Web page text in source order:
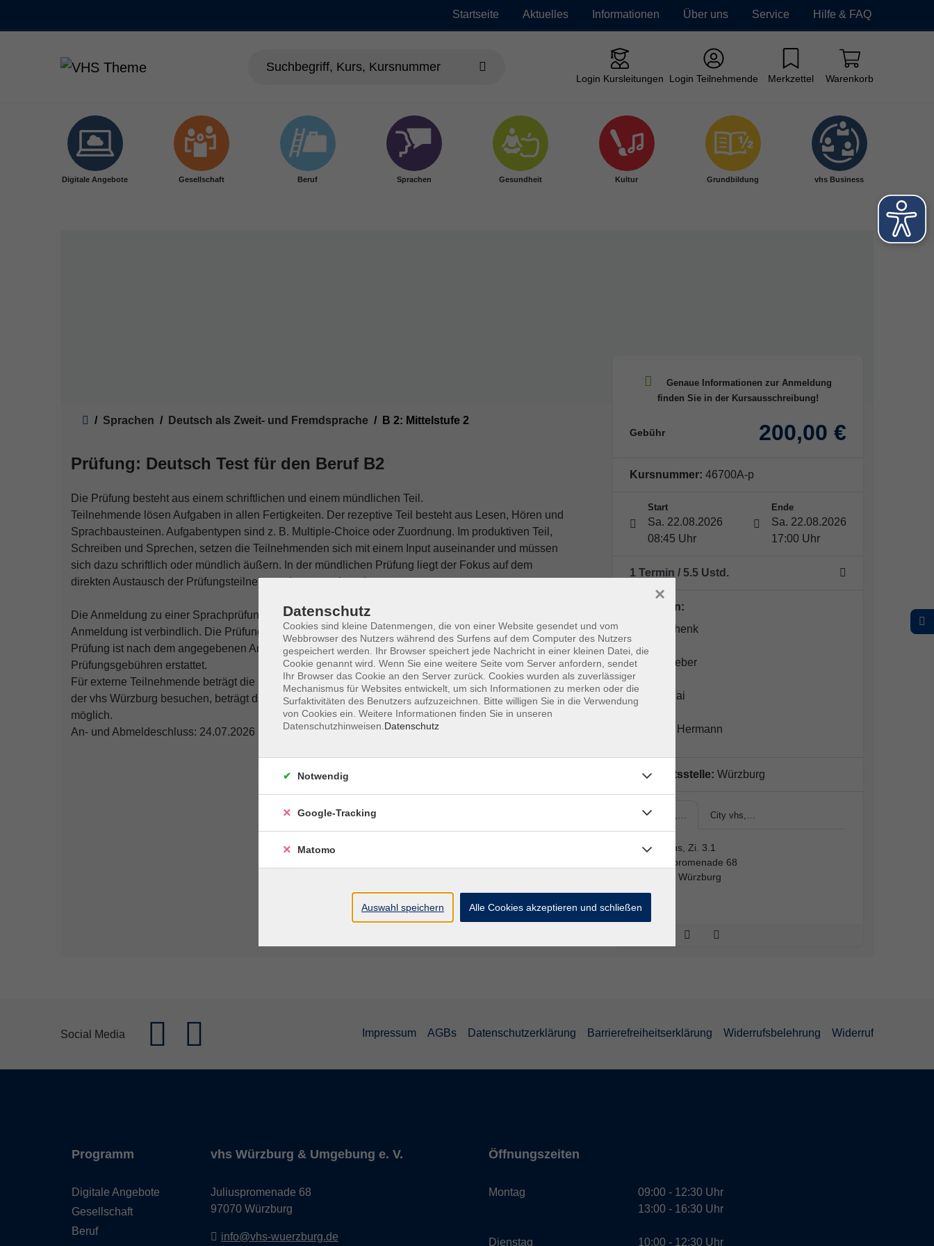
Startseite Aktuelles Informationen Über uns Service Hilfe & FAQ
Login Kursleitungen Login Teilnehmende Merkzettel Warenkorb
Digitale Angebote Gesellschaft Beruf Sprachen Gesundheit Kultur Grundbildung vhs Business
Sprachen Deutsch als Zweit- und Fremdsprache B 2: Mittelstufe 2
Prüfung: Deutsch Test für den Beruf B2
Die Prüfung besteht aus einem schriftlichen und einem mündlichen Teil.
Teilnehmende lösen Aufgaben in allen Fertigkeiten. Der rezeptive Teil besteht aus Lesen, Hören und
Sprachbausteinen. Aufgabentypen sind z. B. Multiple-Choice oder Zuordnung. Im produktiven Teil,
Schreiben und Sprechen, setzen die Teilnehmenden sich mit einem Input auseinander und müssen
sich dazu schriftlich oder mündlich äußern. In der mündlichen Prüfung liegt der Fokus auf dem
direkten Austausch der Prüfungsteilnehmenden untereinander.
Die Anmeldung zu einer Sprachprüfung erfolgt persönlich unter Vorlage des Ausweises. Die
Anmeldung ist verbindlich. Die Prüfungsgebühr ist bei Anmeldung zu zahlen. Ein Rücktritt von der
Prüfung ist nach dem angegebenen Anmeldeschluss nicht mehr möglich, es werden keine
Prüfungsgebühren erstattet.
Für externe Teilnehmende beträgt die Prüfungsgebühr 200 €, für Personen, die einen Deutschkurs an
der vhs Würzburg besuchen, beträgt die Prüfungsgebühr 170 €. Weitere Ermäßigungen sind nicht
möglich.
An- und Abmeldeschluss: 24.07.2026
Gebühr 200,00 €
Kursnummer: 46700A-p
Start
Sa. 22.08.2026
08:45 Uhr
Ende
Sa. 22.08.2026
17:00 Uhr
1 Termin / 5.5 Ustd.
Dozent*in:
Frank Schenk
Saima Weber
Guizhu Cai
Susanne Hermann
Geschäftsstelle: Würzburg
City vhs,… City vhs,…
City vhs, Zi. 3.1
Juliuspromenade 68
97070 Würzburg
3.1
Social Media Impressum AGBs Datenschutzerklärung Barrierefreiheitserklärung Widerrufsbelehrung Widerruf
Programm
Digitale Angebote
Gesellschaft
Beruf
vhs Würzburg & Umgebung e. V.
Juliuspromenade 68
97070 Würzburg
info@vhs-wuerzburg.de
Öffnungszeiten
Montag
Dienstag
09:00 - 12:30 Uhr
13:00 - 16:30 Uhr
10:00 - 12:30 Uhr
Datenschutz
Cookies sind kleine Datenmengen, die von einer Website gesendet und vom
Webbrowser des Nutzers während des Surfens auf dem Computer des Nutzers
gespeichert werden. Ihr Browser speichert jede Nachricht in einer kleinen Datei, die
Cookie genannt wird. Wenn Sie eine weitere Seite vom Server anfordern, sendet
Ihr Browser das Cookie an den Server zurück. Cookies wurden als zuverlässiger
Mechanismus für Websites entwickelt, um sich Informationen zu merken oder die
Surfaktivitäten des Benutzers aufzuzeichnen. Bitte willigen Sie in die Verwendung
von Cookies ein. Weitere Informationen finden Sie in unseren
Datenschutzhinweisen. Datenschutz
×
Notwendig
Google-Tracking
Matomo
Auswahl speichern Alle Cookies akzeptieren und schließen